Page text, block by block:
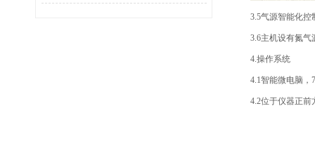
3.5气源智能化
3.6主机设有氮
4.操作系统
4.1智能微电脑，
4.2位于仪器正前